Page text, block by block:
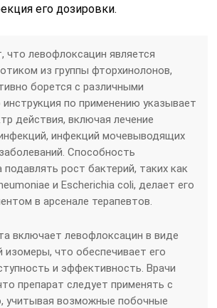
его дозировки.
что левофлоксацин является
из группы фторхинолонов,
борется с различными
инструкция по применению указывает
действия, включая лечение
инфекций мочевыводящих
Способность
рост бактерий, таких как
и Escherichia coli, делает его
в арсенале терапевтов.
включает левофлоксацин в виде
что обеспечивает его
и эффективность. Врачи
препарат следует применять с
учитывая возможные побочные